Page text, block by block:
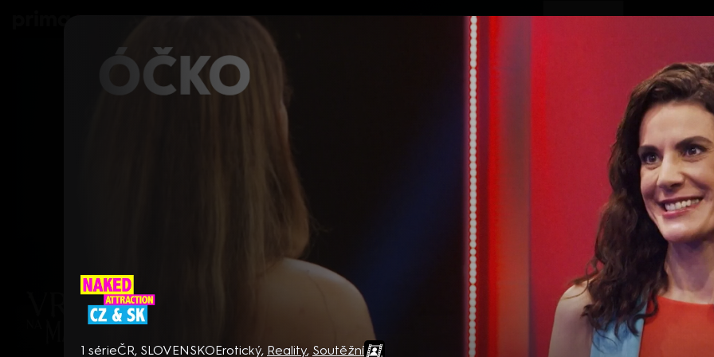
Seriály Filmy Děti TV program Operátoři
Naked Attraction CZ & SK
1 sérieČR, SLOVENSKOErotický, Reality, Soutěžní